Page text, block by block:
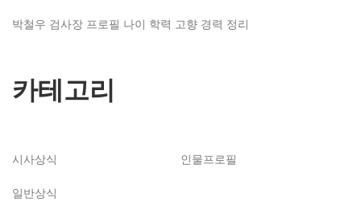
박철우 검사장 프로필 나이 학력 고향 경력 정리
카테고리
시사상식 인물프로필
일반상식